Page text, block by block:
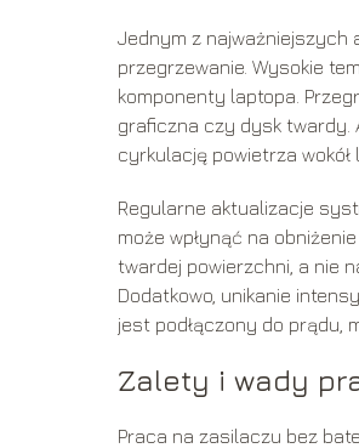
Jednym z najważniejszych
przegrzewanie. Wysokie
komponenty laptopa.
graficzna czy dysk twardy.
cyrkulację powietrza wokół
Regularne aktualizacje
może wpłynąć na
twardej powierzchni, a nie
Dodatkowo, unikanie
jest podłączony do prądu,
Zalety i wady
Praca na zasilaczu bez